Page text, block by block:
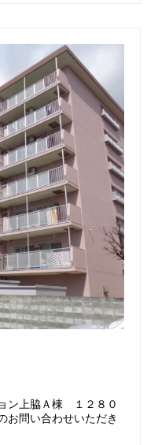
ン上脇Ａ棟 １２８０
問い合わせいただき